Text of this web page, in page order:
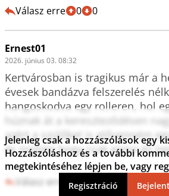
Válasz erre 0 0
Ernest01
2026. június 03. 08:32
Kertvárosban is tragikus már a
évesek bandázva felszerelés
hangoskodva egy rolleren, hol
húznak át a kereszteződésen
azért a szülőket is elővenném
és örüljön hogy csak ennyi és
Válasz erre 0 0
Jelenleg csak a hozzászólások egy
Hozzászóláshoz és a további
megtekintéséhez lépjen be, vagy
Regisztráció